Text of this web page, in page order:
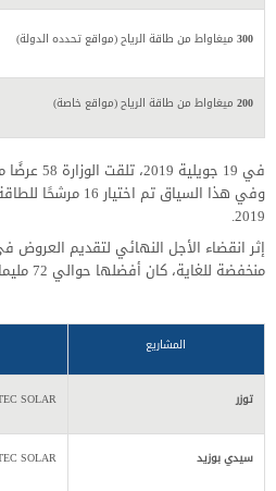
300 ميغاواط من طاقة الرياح (مواقع تحدده الدولة)
200 ميغاواط من طاقة الرياح (مواقع خاصة)
2019.
منخفضة للغاية، كان أفضلها حوالي 72 مليما/كيلواط ساعة، أي ما يعادل 2,4 سنت-دولار /كيلواط ساعة.
المشاريع
توزر SOLAR
سيدي بوزيد SOLAR